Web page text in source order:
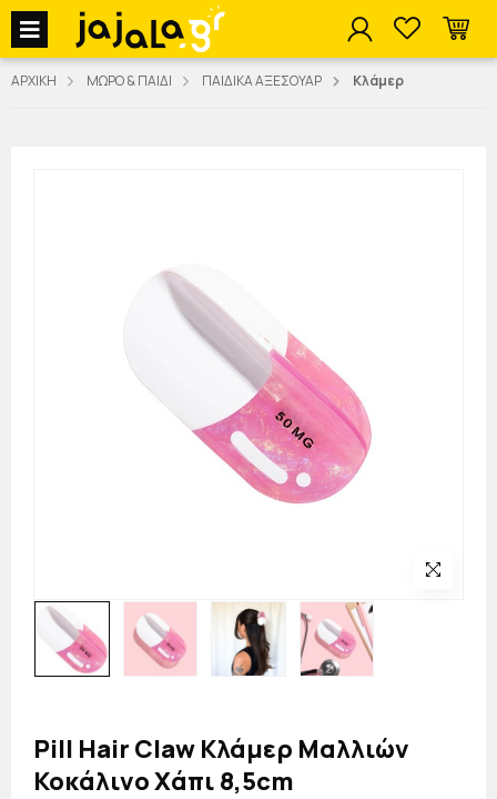
jajala Menu
ΑΡΧΙΚΗ ΜΩΡΟ & ΠΑΙΔΙ ΠΑΙΔΙΚΑ ΑΞΕΣΟΥΑΡ Κλάμερ
Pill Hair Claw Κλάμερ Μαλλιών
Κοκάλινο Χάπι 8,5cm